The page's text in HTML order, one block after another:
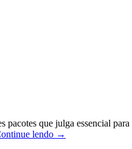
que julga essencial para
lendo NimbleX
→